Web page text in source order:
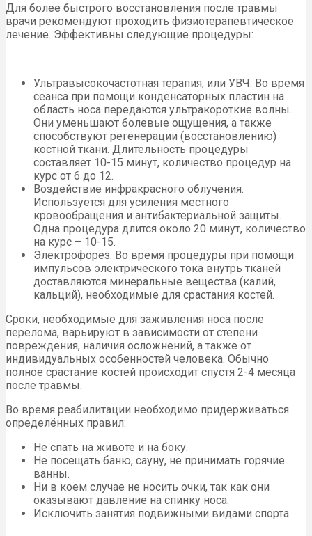
Для более быстрого восстановления после травмы
врачи рекомендуют проходить физиотерапевтическое
лечение. Эффективны следующие процедуры:
Ультравысокочастотная терапия, или УВЧ. Во время
сеанса при помощи конденсаторных пластин на
область носа передаются ультракороткие волны.
Они уменьшают болевые ощущения, а также
способствуют регенерации (восстановлению)
костной ткани. Длительность процедуры
составляет 10-15 минут, количество процедур на
курс от 6 до 12.
Воздействие инфракрасного облучения.
Используется для усиления местного
кровообращения и антибактериальной защиты.
Одна процедура длится около 20 минут, количество
на курс – 10-15.
Электрофорез. Во время процедуры при помощи
импульсов электрического тока внутрь тканей
доставляются минеральные вещества (калий,
кальций), необходимые для срастания костей.
Сроки, необходимые для заживления носа после
перелома, варьируют в зависимости от степени
повреждения, наличия осложнений, а также от
индивидуальных особенностей человека. Обычно
полное срастание костей происходит спустя 2-4 месяца
после травмы.
Во время реабилитации необходимо придерживаться
определённых правил:
Не спать на животе и на боку.
Не посещать баню, сауну, не принимать горячие
ванны.
Ни в коем случае не носить очки, так как они
оказывают давление на спинку носа.
Исключить занятия подвижными видами спорта.